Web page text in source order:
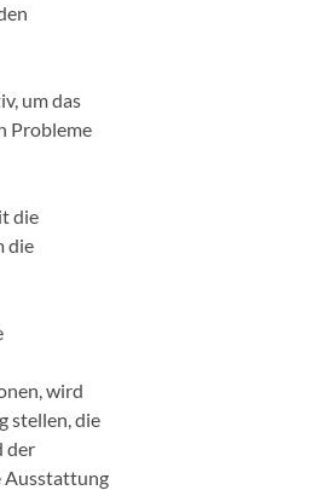
um das
Probleme
die
die
wird
stellen, die
der
Ausstattung